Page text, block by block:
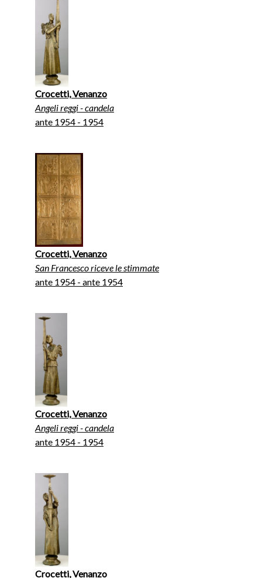
Crocetti, Venanzo
Angeli reggi - candela
ante 1954 - 1954
Crocetti, Venanzo
San Francesco riceve le stimmate
ante 1954 - ante 1954
Crocetti, Venanzo
Angeli reggi - candela
ante 1954 - 1954
Crocetti, Venanzo